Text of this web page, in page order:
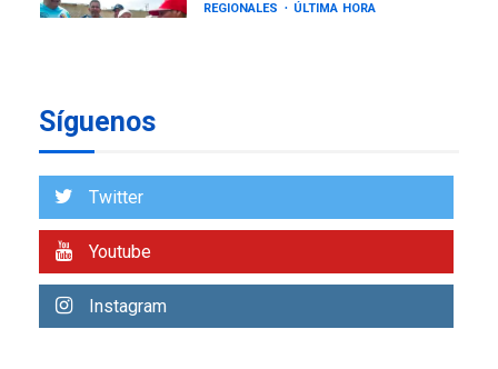
REGIONALES ÚLTIMA HORA
1
estados afectados por los
Síguenos
Twitter
Youtube
Instagram